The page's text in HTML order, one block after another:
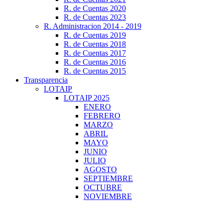
R. de Cuentas 2020
R. de Cuentas 2023
R. Administracion 2014 - 2019
R. de Cuentas 2019
R. de Cuentas 2018
R. de Cuentas 2017
R. de Cuentas 2016
R. de Cuentas 2015
Transparencia
LOTAIP
LOTAIP 2025
ENERO
FEBRERO
MARZO
ABRIL
MAYO
JUNIO
JULIO
AGOSTO
SEPTIEMBRE
OCTUBRE
NOVIEMBRE